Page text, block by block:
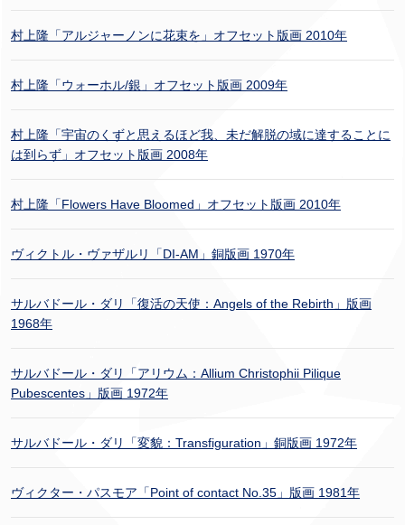
村上隆「アルジャーノンに花束を」オフセット版画 2010年
村上隆「ウォーホル/銀」オフセット版画 2009年
村上隆「宇宙のくずと思えるほど我、未だ解脱の域に達することに
は到らず」オフセット版画 2008年
村上隆「Flowers Have Bloomed」オフセット版画 2010年
ヴィクトル・ヴァザルリ「DI-AM」銅版画 1970年
サルバドール・ダリ「復活の天使：Angels of the Rebirth」版画
1968年
サルバドール・ダリ「アリウム：Allium Christophii Pilique
Pubescentes」版画 1972年
サルバドール・ダリ「変貌：Transfiguration」銅版画 1972年
ヴィクター・パスモア「Point of contact No.35」版画 1981年